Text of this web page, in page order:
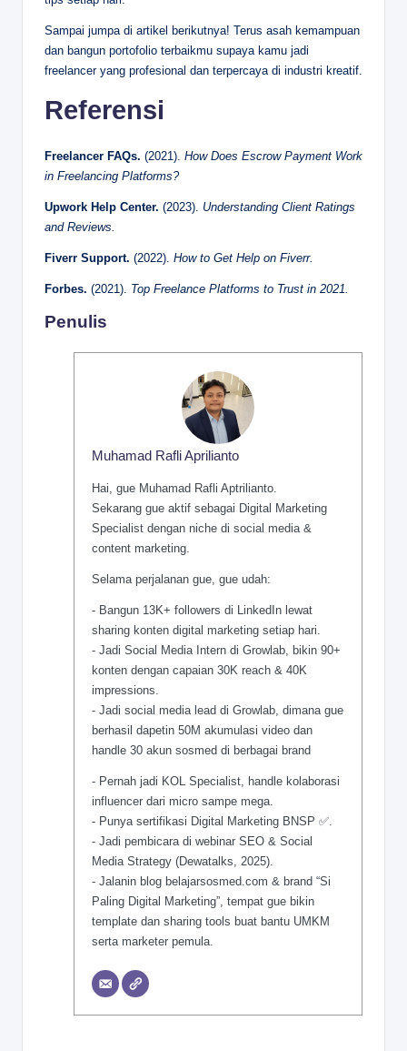
Sampai jumpa di artikel berikutnya! Terus asah kemampuan
dan bangun portofolio terbaikmu supaya kamu jadi
freelancer yang profesional dan terpercaya di industri kreatif.
Referensi
Freelancer FAQs. (2021). How Does Escrow Payment Work
in Freelancing Platforms?
Upwork Help Center. (2023). Understanding Client Ratings
and Reviews.
Fiverr Support. (2022). How to Get Help on Fiverr.
Forbes. (2021). Top Freelance Platforms to Trust in 2021.
Penulis
Muhamad Rafli Aprilianto
Hai, gue Muhamad Rafli Aptrilianto.
Sekarang gue aktif sebagai Digital Marketing
Specialist dengan niche di social media &
content marketing.
Selama perjalanan gue, gue udah:
- Bangun 13K+ followers di LinkedIn lewat
sharing konten digital marketing setiap hari.
- Jadi Social Media Intern di Growlab, bikin 90+
konten dengan capaian 30K reach & 40K
impressions.
- Jadi social media lead di Growlab, dimana gue
berhasil dapetin 50M akumulasi video dan
handle 30 akun sosmed di berbagai brand
- Pernah jadi KOL Specialist, handle kolaborasi
influencer dari micro sampe mega.
- Punya sertifikasi Digital Marketing BNSP ✅.
- Jadi pembicara di webinar SEO & Social
Media Strategy (Dewatalks, 2025).
- Jalanin blog belajarsosmed.com & brand “Si
Paling Digital Marketing”, tempat gue bikin
template dan sharing tools buat bantu UMKM
serta marketer pemula.